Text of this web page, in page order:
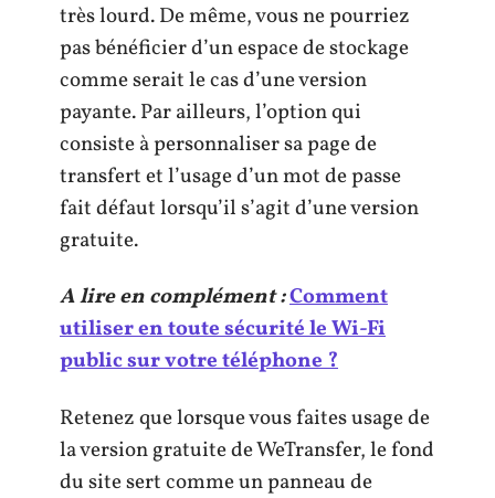
très lourd. De même, vous ne pourriez
pas bénéficier d’un espace de stockage
comme serait le cas d’une version
payante. Par ailleurs, l’option qui
consiste à personnaliser sa page de
transfert et l’usage d’un mot de passe
fait défaut lorsqu’il s’agit d’une version
gratuite.
A lire en complément :Comment
utiliser en toute sécurité le Wi-Fi
public sur votre téléphone ?
Retenez que lorsque vous faites usage de
la version gratuite de WeTransfer, le fond
du site sert comme un panneau de